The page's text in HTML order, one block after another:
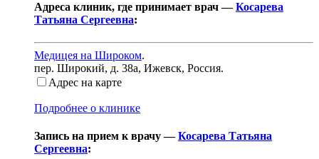
Адреса клиник, где принимает врач —Косарева
Татьяна Сергеевна:
Медицея на Широком.
пер. Широкий, д. 38а, Ижевск, Россия.
Адрес на карте
Подробнее о клинике
Запись на прием к врачу —Косарева Татьяна
Сергеевна: